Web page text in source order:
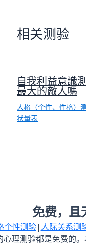
相关测验
自我利益意識
最大的敵人嗎
人格（个性、性格）
状量表
免费，且
个性测验| 人际关系测
心理测验都是免费的